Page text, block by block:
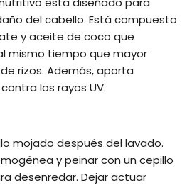
del cabello. Está compuesto
y aceite de coco que
mismo tiempo que mayor
rizos. Además, aporta
los rayos UV.
mojado después del lavado.
y peinar con un cepillo
desenredar. Dejar actuar